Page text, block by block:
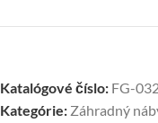
Katalógové číslo: FG-
Kategórie: Záhradný